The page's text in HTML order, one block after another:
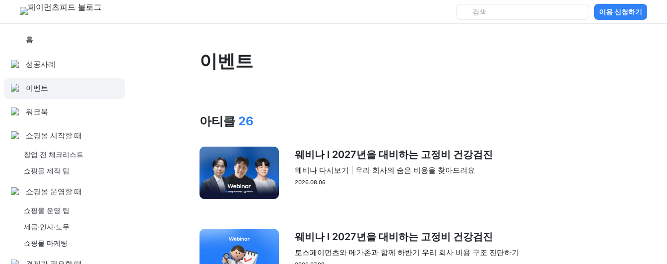
이용 신청하기
홈
성공사례
이벤트
워크북
쇼핑몰 시작할 때
창업 전 체크리스트
쇼핑몰 제작 팁
쇼핑몰 운영할 때
쇼핑몰 운영 팁
세금·인사·노무
쇼핑몰 마케팅
이벤트
아티클 26
웨비나 l 2027년을 대비하는 고정비 건강검진
웨비나 다시보기 | 우리 회사의 숨은 비용을 찾아드려요
2026.08.06
웨비나 l 2027년을 대비하는 고정비 건강검진
토스페이먼츠와 메가존과 함께 하반기 우리 회사 비용 구조 진단하기